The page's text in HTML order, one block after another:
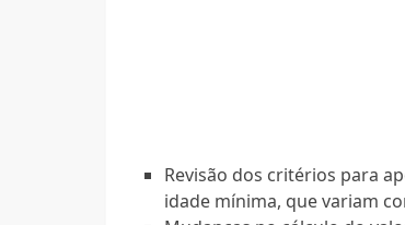
Revisão dos critérios para
idade mínima, que variam